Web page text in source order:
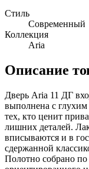
Стиль
Современный
Коллекция
Aria
Описание
Дверь Aria 11 ДГ
выполнена с
тех, кто ценит
лишних деталей.
вписываются и в
сдержанной
Полотно собрано по